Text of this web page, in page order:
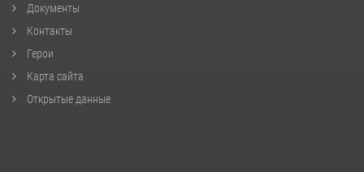
Документы
Контакты
Герои
Карта сайта
Открытые данные